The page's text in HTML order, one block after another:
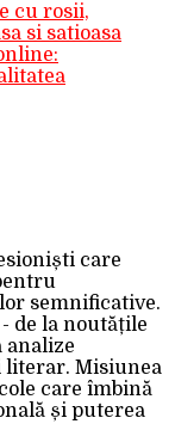
cu rosii,
si satioasa
care
semnificative.
de la noutățile
analize
Misiunea
care îmbină
și puterea